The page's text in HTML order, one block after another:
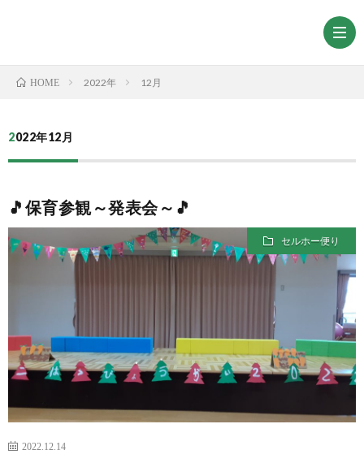
HOME 2022年 12月
2022年12月
🎵保育参観～発表会～🎵
セルホー便り
2022.12.14